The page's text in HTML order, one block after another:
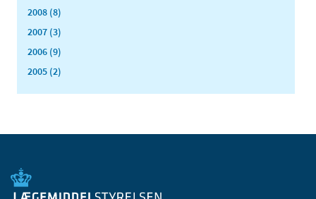
2008 (8)
2007 (3)
2006 (9)
2005 (2)